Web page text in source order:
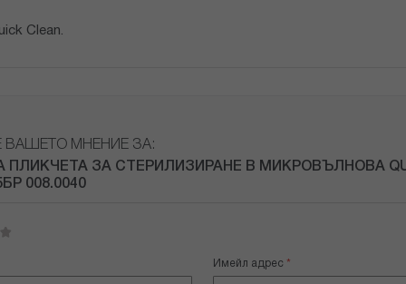
Clean.
ВАШЕТО МНЕНИЕ ЗА:
ПЛИКЧЕТА ЗА СТЕРИЛИЗИРАНЕ В МИКРОВЪЛНОВА
008.0040
Имейл адрес